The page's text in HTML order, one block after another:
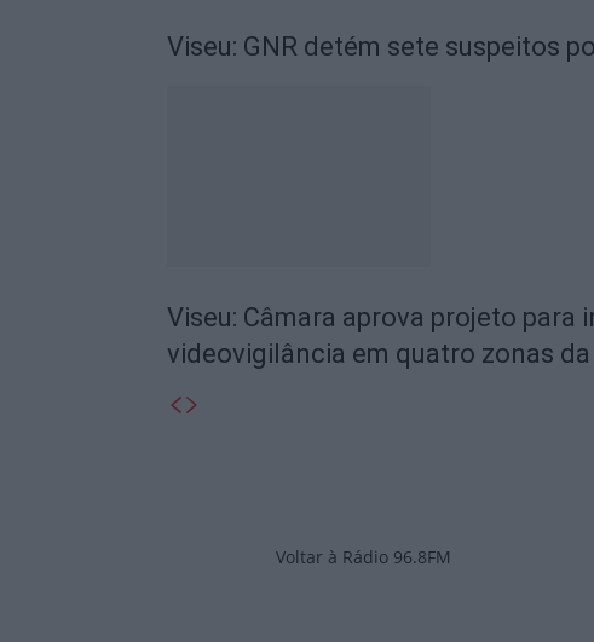
Viseu: GNR detém sete suspeitos
Viseu: Câmara aprova projeto para
videovigilância em quatro zonas
Voltar à Rádio 96.8FM